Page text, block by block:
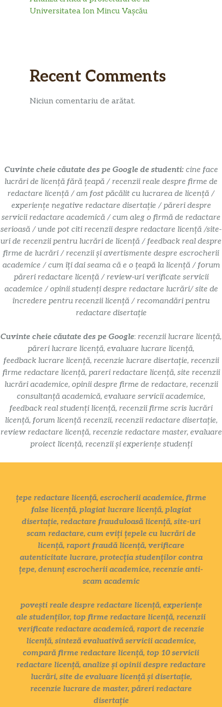
Universitatea Ion Mincu Vașcău
Recent Comments
Niciun comentariu de arătat.
Cuvinte cheie căutate des pe Google de studenti: cine face
lucrări de licență fără țeapă / recenzii reale despre firme de
redactare licență / am fost păcălit cu lucrarea de licență /
experiențe negative redactare disertație / păreri despre
servicii redactare academică / cum aleg o firmă de redactare
serioasă / unde pot citi recenzii despre redactare licență /site-
uri de recenzii pentru lucrări de licență / feedback real despre
firme de lucrări / recenzii și avertismente despre escrocherii
academice / cum îți dai seama că e o țeapă la licență / forum
păreri redactare licență / review-uri verificate servicii
academice / opinii studenți despre redactare lucrări/ site de
încredere pentru recenzii licență / recomandări pentru
redactare disertație
Cuvinte cheie căutate des pe Google: recenzii lucrare licență,
păreri lucrare licență, evaluare lucrare licență,
feedback lucrare licență, recenzie lucrare disertație, recenzii
firme redactare licență, pareri redactare licență, site recenzii
lucrări academice, opinii despre firme de redactare, recenzii
consultanță academică, evaluare servicii academice,
feedback real studenți licență, recenzii firme scris lucrări
licență, forum licență recenzii, recenzii redactare disertație,
review redactare licență, recenzie redactare master, evaluare
proiect licență, recenzii și experiențe studenți
țepe redactare licență, escrocherii academice, firme
false licență, plagiat lucrare licență, plagiat
disertație, redactare frauduloasă licență, site-uri
scam redactare, cum eviți țepele cu lucrări de
licență, raport fraudă licență, verificare
autenticitate lucrare, protecția studenților contra
țepe, denunț escrocherii academice, recenzie anti-
scam academic
povești reale despre redactare licență, experiențe
ale studenților, top firme redactare licență, recenzii
verificate redactare academică, raport de recenzie
licență, sinteză evaluativă servicii academice,
compară firme redactare licență, top 10 servicii
redactare licență, analize și opinii despre redactare
lucrări, site de evaluare licență și disertație,
recenzie lucrare de master, păreri redactare
disertație